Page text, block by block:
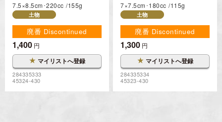
7.5×8.5cm･220cc 155g
土物
廃番 Discontinued
1,400 円
★ マイリストへ登録
284335333
45324-430
7×7.5cm･180cc 115g
土物
廃番 Discontinued
1,300 円
★ マイリストへ登録
284335334
45323-430